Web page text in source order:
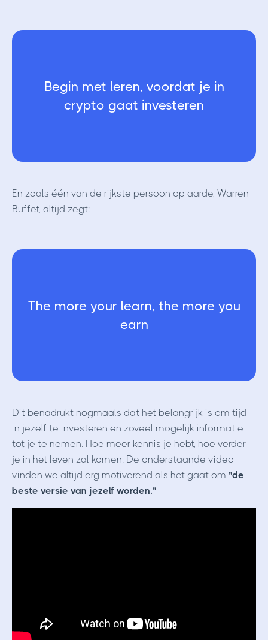
Begin met leren, voordat je in
crypto gaat investeren
En zoals één van de rijkste persoon op aarde, Warren
Buffet, altijd zegt:
The more your learn, the more you
earn
Dit benadrukt nogmaals dat het belangrijk is om tijd
in jezelf te investeren en zoveel mogelijk informatie
tot je te nemen. Hoe meer kennis je hebt, hoe verder
je in het leven zal komen. De onderstaande video
vinden we altijd erg motiverend als het gaat om "de
beste versie van jezelf worden."